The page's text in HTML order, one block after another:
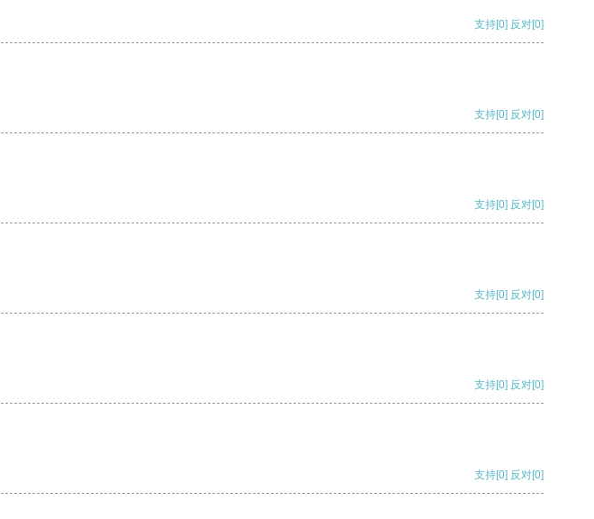
支持[0] 反对[0]
支持[0] 反对[0]
支持[0] 反对[0]
支持[0] 反对[0]
支持[0] 反对[0]
支持[0] 反对[0]